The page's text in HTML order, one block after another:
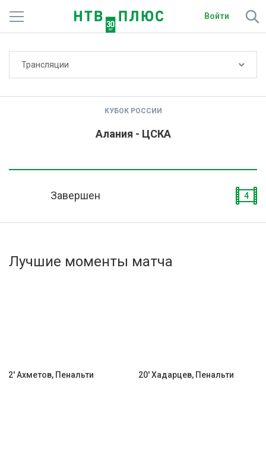
Войти
Активировать промокод
Трансляции
КУБОК РОССИИ
Алания - ЦСКА
Завершен 4
Лучшие моменты матча
2' Ахметов, Пенальти 20' Хадарцев, Пенальти